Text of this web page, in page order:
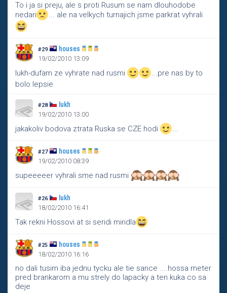
To i ja si preju, ale s proti Rusum se nam dlouhodobe
nedari
... ale na velkych turnajich jsme parkrat vyhrali
#29 houses
19/02/2010 13:09
lukh-dufam ze vyhrate nad rusmi
...pre nas by to
bolo lepsie
#28 lukh
19/02/2010 13:00
jakakoliv bodova ztrata Ruska se CZE hodi ...
#27 houses
19/02/2010 08:39
supeeeeer vyhrali sme nad rusmi
#26 lukh
18/02/2010 16:41
Tak rekni Hossovi at si seridi miridla
#25 houses
18/02/2010 16:16
no dali tusim iba jednu tycku ale tie sance ....hossa meter
pred brankarom a mu strely do lapacky a ten kuka co sa
deje